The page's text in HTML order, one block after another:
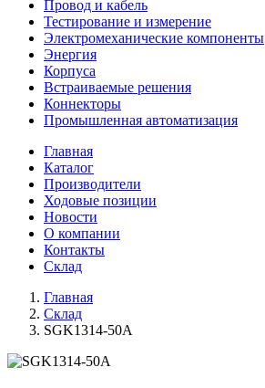
Провод и кабель
Тестирование и измерение
Электромеханические компоненты
Энергия
Корпуса
Встраиваемые решения
Коннекторы
Промышленная автоматизация
Главная
Каталог
Производители
Ходовые позиции
Новости
О компании
Контакты
Склад
Главная
Склад
SGK1314-50A